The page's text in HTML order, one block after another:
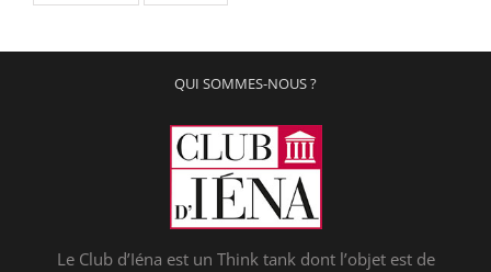
QUI SOMMES-NOUS ?
Le Club d’Iéna est un Think tank dont l’objet est de